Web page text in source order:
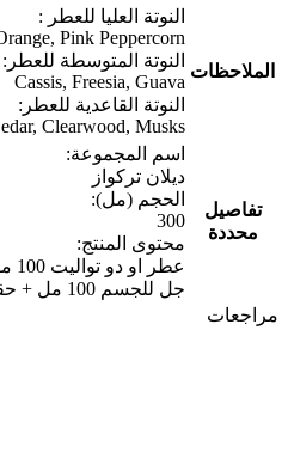
الملاحظات
النوتة العليا للعطر :
Pink Peppercorn
النوتة المتوسطة للعطر:
Cassis, Freesia, Guava
النوتة القاعدية للعطر:
Clearwood, Musks
تفاصيل
محددة
اسم المجموعة:
ديلان تركواز
الحجم (مل):
300
محتوى المنتج:
جل للجسم 100 مل + حقيبة مستحضرات تجميل
مراجعات